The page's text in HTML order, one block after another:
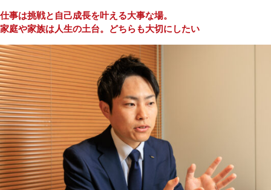
仕事は挑戦と自己成長を叶える大事な場。
家庭や家族は人生の土台。どちらも大切にしたい